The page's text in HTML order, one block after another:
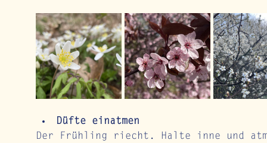
Düfte einatmen
Der Frühling riecht. Halte inne und